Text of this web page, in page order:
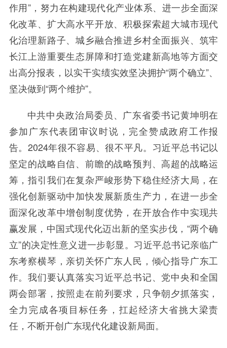
作用”，努力在构建现代化产业体系、进一步全面深
化改革、扩大高水平开放、积极探索超大城市现代
化治理新路子、城乡融合推进乡村全面振兴、筑牢
长江上游重要生态屏障和打造党建新高地等方面交
出高分报表，以实干实绩实效坚决拥护“两个确立”、
坚决做到“两个维护”。
中共中央政治局委员、广东省委书记黄坤明在
参加广东代表团审议时说，完全赞成政府工作报
告。2024年很不容易、很不平凡。习近平总书记以
坚定的战略自信、前瞻的战略预判、高超的战略运
筹，指引我们在复杂严峻形势下稳住经济大局，在
强化创新驱动中加快发展新质生产力，在进一步全
面深化改革中增创制度优势，在开放合作中实现共
赢发展，中国式现代化迈出新的坚实步伐，“两个确
立”的决定性意义进一步彰显。习近平总书记亲临广
东考察横琴，亲切关怀广东人民，倾心指导广东工
作。我们要认真落实习近平总书记、党中央和全国
两会部署，按照走在前列要求，只争朝夕抓落实，
全力完成各项目标任务，扛起经济大省挑大梁责
任，不断开创广东现代化建设新局面。